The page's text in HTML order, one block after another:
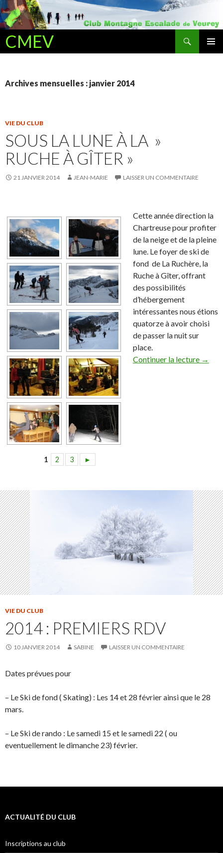
CMEV
Recherche
ALLER AU CONTENU PRINCIPAL
Archives mensuelles : janvier 2014
VIE DU CLUB
SOUS LA LUNE À LA »
RUCHE À GÎTER »
21 JANVIER 2014 JEAN-MARIE LAISSER UN COMMENTAIRE
1 2 3 ►
Cette année direction la
Chartreuse pour profiter
de la neige et de la pleine
lune. Le foyer de ski de
fond de La Ruchère, la
Ruche à Gîter, offrant
des possibilités
d’hébergement
intéressantes nous étions
quatorze à avoir choisi
de passer la nuit sur
place.
Continuer la lecture →
VIE DU CLUB
2014 : PREMIERS RDV
10 JANVIER 2014 SABINE LAISSER UN COMMENTAIRE
Dates prévues pour
– Le Ski de fond ( Skating) : Les 14 et 28 février ainsi que le 28
mars.
– Le Ski de rando : Le samedi 15 et le samedi 22 ( ou
eventuellement le dimanche 23) février.
ACTUALITÉ DU CLUB
Inscriptions au club